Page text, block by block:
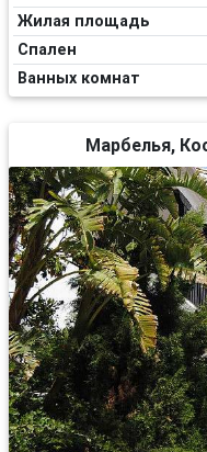
Жилая площадь
Спален
Ванных комнат
Марбелья,